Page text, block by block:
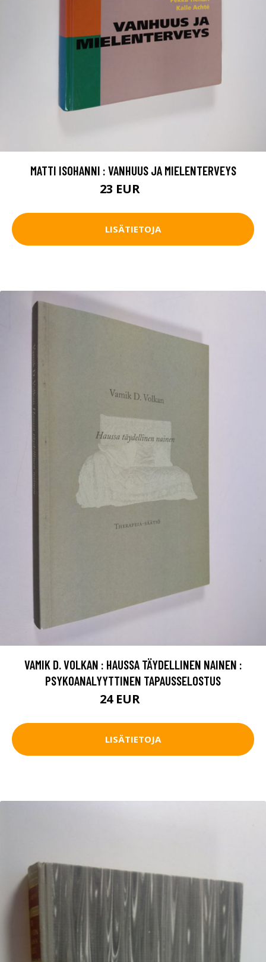
MATTI ISOHANNI : VANHUUS JA MIELENTERVEYS
23 EUR
LISÄTIETOJA
VAMIK D. VOLKAN : HAUSSA TÄYDELLINEN NAINEN :
PSYKOANALYYTTINEN TAPAUSSELOSTUS
24 EUR
LISÄTIETOJA